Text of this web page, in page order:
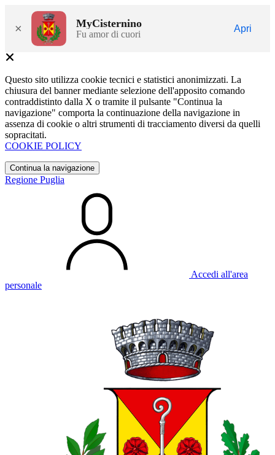
× MyCisternino
Fu amor di cuori
Apri
Questo sito utilizza cookie tecnici e statistici anonimizzati. La
chiusura del banner mediante selezione dell'apposito comando
contraddistinto dalla X o tramite il pulsante "Continua la
navigazione" comporta la continuazione della navigazione in
assenza di cookie o altri strumenti di tracciamento diversi da quelli
sopracitati.
COOKIE POLICY
Continua la navigazione
Regione Puglia
Accedi all'area
personale